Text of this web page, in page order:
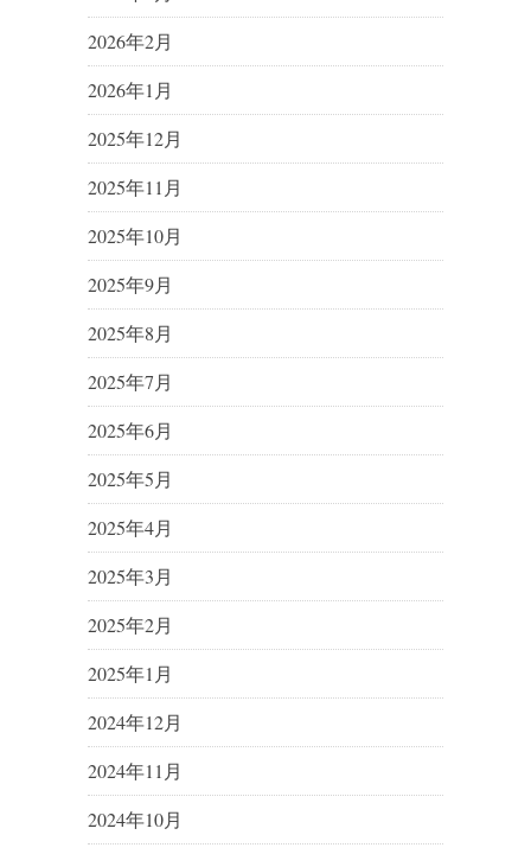
2026年2月
2026年1月
2025年12月
2025年11月
2025年10月
2025年9月
2025年8月
2025年7月
2025年6月
2025年5月
2025年4月
2025年3月
2025年2月
2025年1月
2024年12月
2024年11月
2024年10月